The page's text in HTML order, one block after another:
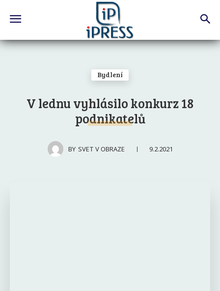
Bydlení
V lednu vyhlásilo konkurz 18
podnikatelů
BY SVET V OBRAZE 9.2.2021